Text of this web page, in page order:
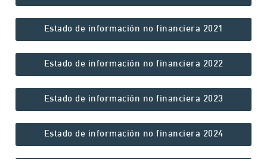
Estado de información no financiera 2021
Estado de información no financiera 2022
Estado de información no financiera 2023
Estado de información no financiera 2024